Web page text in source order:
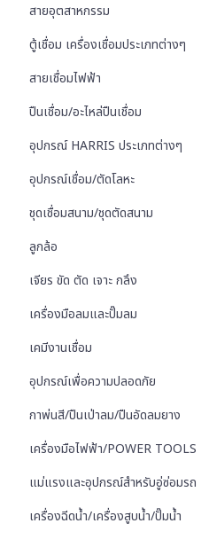
สายอุตสาหกรรม
ตู้เชื่อม เครื่องเชื่อมประเภทต่างๆ
สายเชื่อมไฟฟ้า
ปืนเชื่อม/อะไหล่ปืนเชื่อม
อุปกรณ์ HARRIS ประเภทต่างๆ
อุปกรณ์เชื่อม/ตัดโลหะ
ชุดเชื่อมสนาม/ชุดตัดสนาม
ลูกล้อ
เจียร ขัด ตัด เจาะ กลึง
เครื่องมือลมและปั๊มลม
เคมีงานเชื่อม
อุปกรณ์เพื่อความปลอดภัย
กาพ่นสี/ปืนเป่าลม/ปืนอัดลมยาง
เครื่องมือไฟฟ้า/POWER TOOLS
แม่แรงและอุปกรณ์สำหรับอู่ซ่อมรถ
เครื่องฉีดน้ำ/เครื่องสูบน้ำ/ปั๊มน้ำ